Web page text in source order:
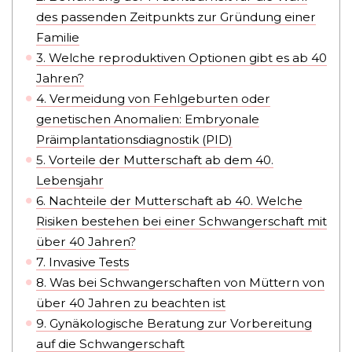
des passenden Zeitpunkts zur Gründung einer
Familie
3. Welche reproduktiven Optionen gibt es ab 40
Jahren?
4. Vermeidung von Fehlgeburten oder
genetischen Anomalien: Embryonale
Präimplantationsdiagnostik (PID)
5. Vorteile der Mutterschaft ab dem 40.
Lebensjahr
6. Nachteile der Mutterschaft ab 40. Welche
Risiken bestehen bei einer Schwangerschaft mit
über 40 Jahren?
7. Invasive Tests
8. Was bei Schwangerschaften von Müttern von
über 40 Jahren zu beachten ist
9. Gynäkologische Beratung zur Vorbereitung
auf die Schwangerschaft